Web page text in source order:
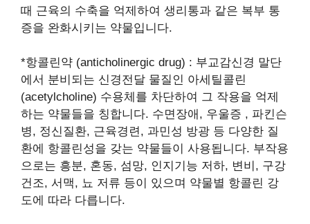
때 근육의 수축을 억제하여 생리통과 같은 복부 통
증을 완화시키는 약물입니다.
*항콜린약 (anticholinergic drug) : 부교감신경 말단
에서 분비되는 신경전달 물질인 아세틸콜린
(acetylcholine) 수용체를 차단하여 그 작용을 억제
하는 약물들을 칭합니다. 수면장애, 우울증 , 파킨슨
병, 정신질환, 근육경련, 과민성 방광 등 다양한 질
환에 항콜린성을 갖는 약물들이 사용됩니다. 부작용
으로는 흥분, 혼동, 섬망, 인지기능 저하, 변비, 구강
건조, 서맥, 뇨 저류 등이 있으며 약물별 항콜린 강
도에 따라 다릅니다.